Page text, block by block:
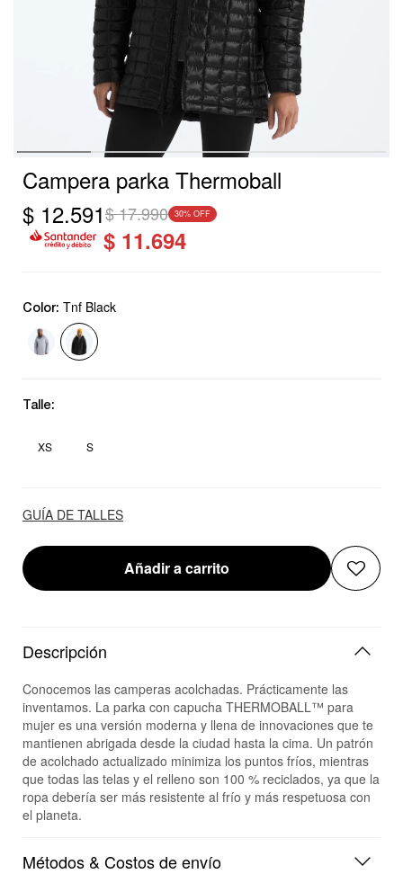
Campera parka Thermoball
$ 12.591$17.990 30
$ 11.694
Color: Tnf Black
Talle:
XS S
GUÍA DE TALLES
Añadir a carrito
Descripción
Conocemos las camperas acolchadas. Prácticamente las
inventamos. La parka con capucha THERMOBALL™ para
mujer es una versión moderna y llena de innovaciones que te
mantienen abrigada desde la ciudad hasta la cima. Un patrón
de acolchado actualizado minimiza los puntos fríos, mientras
que todas las telas y el relleno son 100 % reciclados, ya que la
ropa debería ser más resistente al frío y más respetuosa con
el planeta.
Métodos & Costos de envío